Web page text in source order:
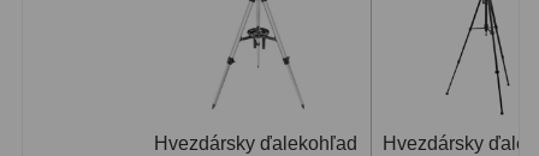
Hvezdársky ďalekohľad
Hvezdársky